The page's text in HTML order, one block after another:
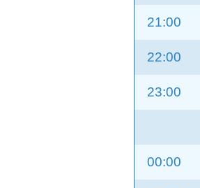
21:00
22:00
23:00
00:00